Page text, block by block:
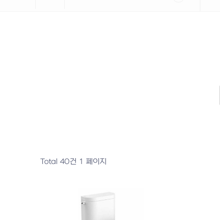
Total 40건 1 페이지